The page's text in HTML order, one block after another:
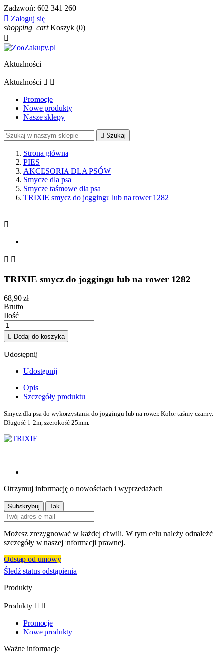
Zadzwoń: 602 341 260
 Zaloguj się
shopping_cart Koszyk (0)

Aktualności
Aktualności  
Promocje
Nowe produkty
Nasze sklepy
 Szukaj
Strona główna
PIES
AKCESORIA DLA PSÓW
Smycze dla psa
Smycze taśmowe dla psa
TRIXIE smycz do joggingu lub na rower 1282

 
TRIXIE smycz do joggingu lub na rower 1282
68,90 zł
Brutto
Ilość
 Dodaj do koszyka
Udostępnij
Udostępnij
Opis
Szczegóły produktu
Smycz dla psa do wykorzystania do joggingu lub na rower. Kolor taśmy czarny.
Długość 1-2m, szerokość 25mm.
Otrzymuj informację o nowościach i wyprzedażach
Możesz zrezygnować w każdej chwili. W tym celu należy odnaleźć
szczegóły w naszej informacji prawnej.
Odstąp od umowy
Śledź status odstąpienia
Produkty
Produkty  
Promocje
Nowe produkty
Ważne informacje